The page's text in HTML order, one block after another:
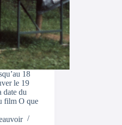
18
le 19
date du
film O que